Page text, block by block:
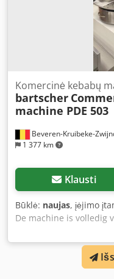
Beveren-Kruibeke-
1 377 km
Komercinė kebabų
bartscher
machine PDE 503
Klausti
Būklė: naujas, įėjimo
De machine is volledig
roestvrijstalen plaat.
roestvrijstalen
en afzonderlijk